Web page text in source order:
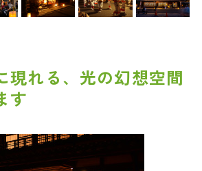
現れる、光の幻想空間
す